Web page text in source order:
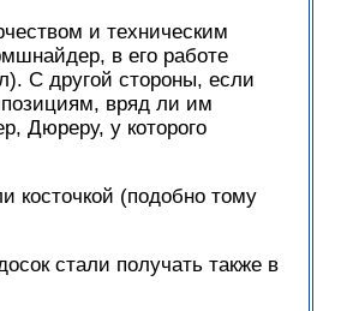
и техническим
в его работе
С другой стороны, если
вряд ли им
Дюреру, у которого
косточкой (подобно тому
стали получать также в